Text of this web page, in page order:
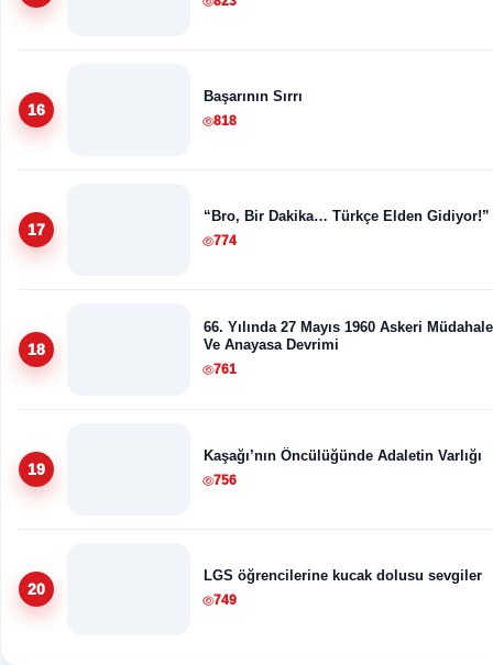
16
Başarının Sırrı
818
17
“Bro, Bir Dakika… Türkçe Elden Gidiyor!”
774
18
66. Yılında 27 Mayıs 1960 Askeri
Ve Anayasa Devrimi
761
19
Kaşağı’nın Öncülüğünde Adaletin Varlığı
756
20
LGS öğrencilerine kucak dolusu sevgiler
749